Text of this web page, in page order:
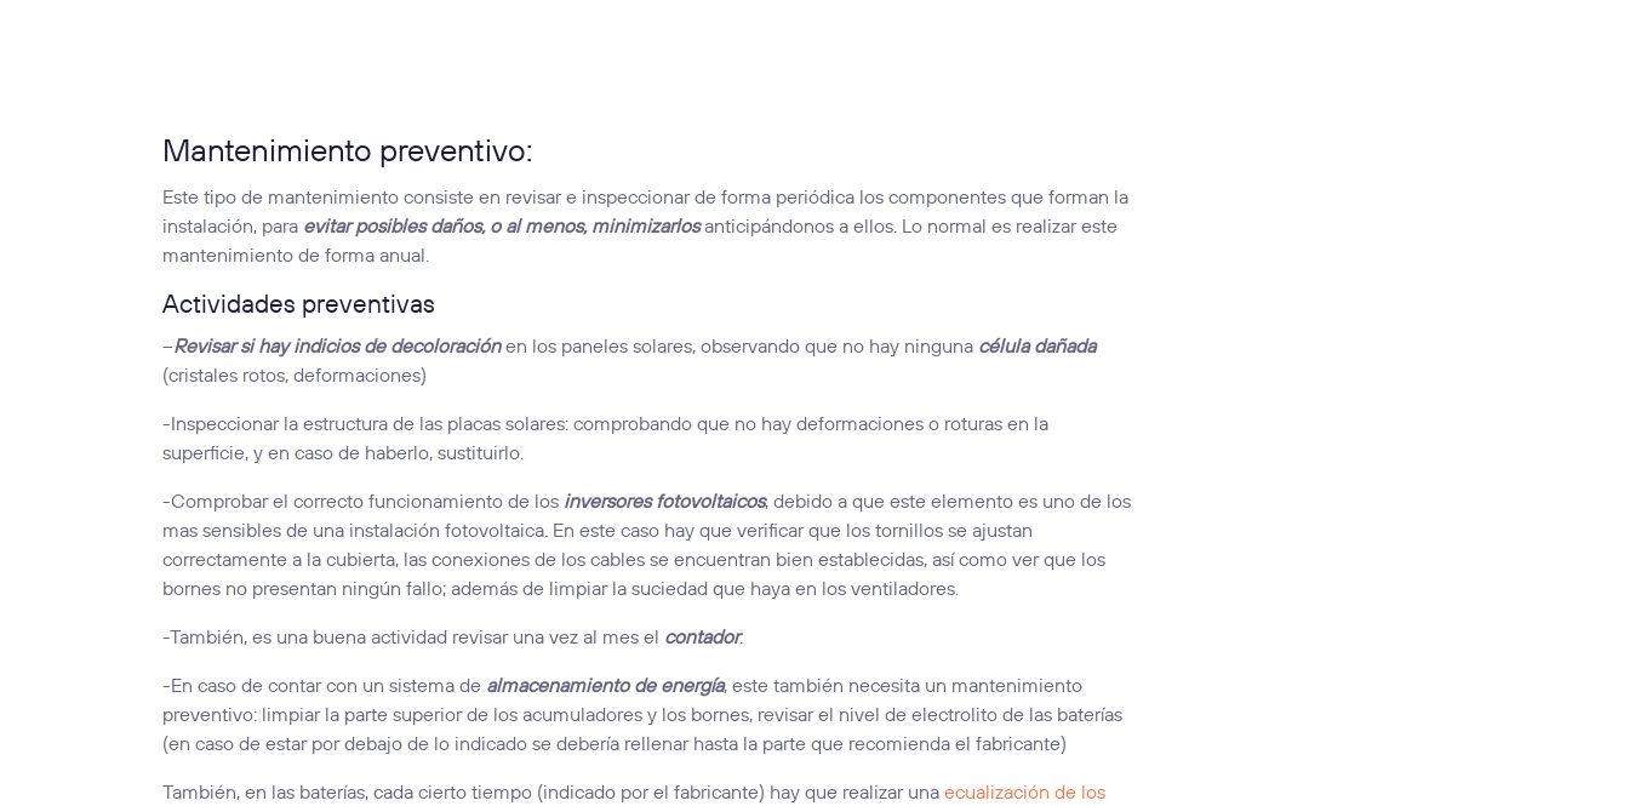
Mantenimiento preventivo:
Este tipo de mantenimiento consiste en revisar e inspeccionar de forma periódica los componentes que forman la
instalación, para evitar posibles daños, o al menos, minimizarlosanticipándonos a ellos. Lo normal es realizar este
mantenimiento de forma anual.
Actividades preventivas
–Revisar si hay indicios de decoloraciónen los paneles solares, observando que no hay ninguna célula dañada
(cristales rotos, deformaciones)
-Inspeccionar la estructura de las placas solares: comprobando que no hay deformaciones o roturas en la
superficie, y en caso de haberlo, sustituirlo.
-Comprobar el correcto funcionamiento de los inversores fotovoltaicos, debido a que este elemento es uno de los
mas sensibles de una instalación fotovoltaica. En este caso hay que verificar que los tornillos se ajustan
correctamente a la cubierta, las conexiones de los cables se encuentran bien establecidas, así como ver que los
bornes no presentan ningún fallo; además de limpiar la suciedad que haya en los ventiladores.
-También, es una buena actividad revisar una vez al mes el contador.
-En caso de contar con un sistema de almacenamiento de energía, este también necesita un mantenimiento
preventivo: limpiar la parte superior de los acumuladores y los bornes, revisar el nivel de electrolito de las baterías
(en caso de estar por debajo de lo indicado se debería rellenar hasta la parte que recomienda el fabricante)
También, en las baterías, cada cierto tiempo (indicado por el fabricante) hay que realizar unaecualización de los